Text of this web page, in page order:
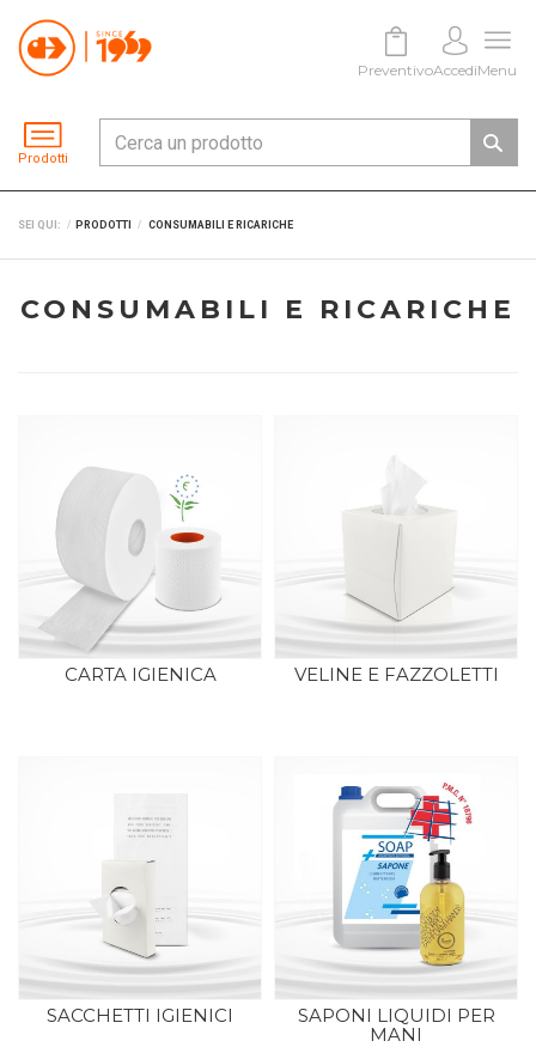
Prodotti
PreventivoAccediMenu
SEI QUI: PRODOTTI CONSUMABILI E RICARICHE
CONSUMABILI E RICARICHE
CARTA IGIENICA VELINE E FAZZOLETTI
SACCHETTI IGIENICI
SAPONI LIQUIDI PER
MANI